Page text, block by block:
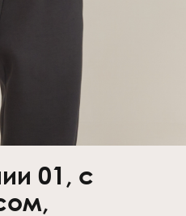
01, с